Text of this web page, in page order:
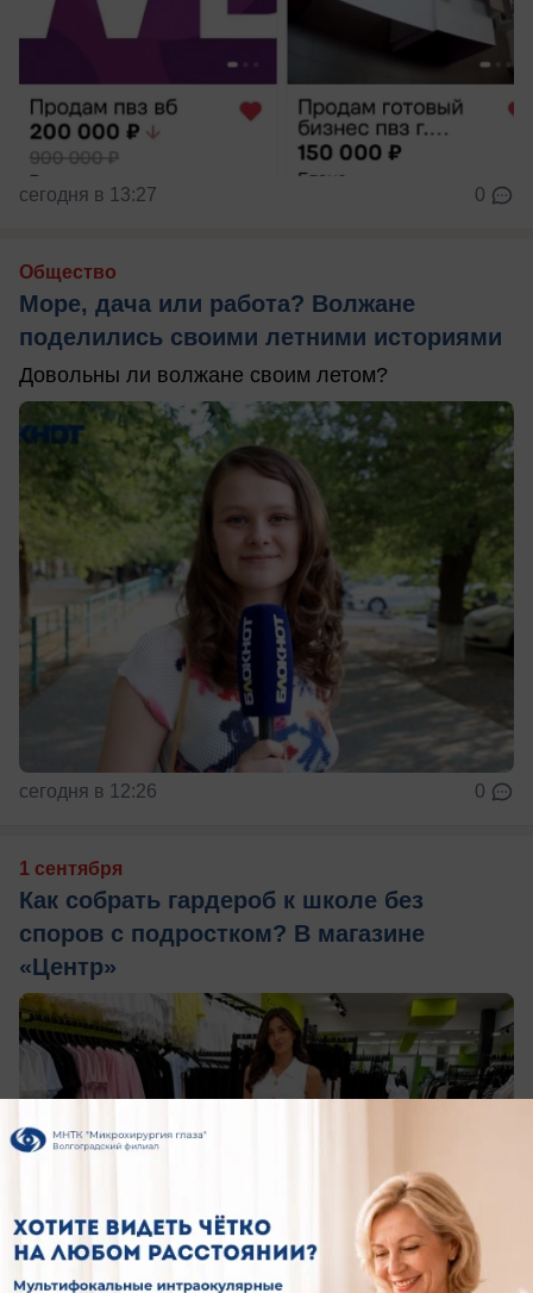
сегодня в 13:27 0
Общество
Море, дача или работа? Волжане
поделились своими летними историями
Довольны ли волжане своим летом?
сегодня в 12:26 0
1 сентября
Как собрать гардероб к школе без
споров с подростком? В магазине
«Центр»